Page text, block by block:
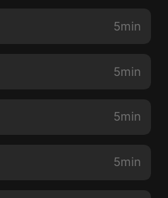
5min
5min
5min
5min